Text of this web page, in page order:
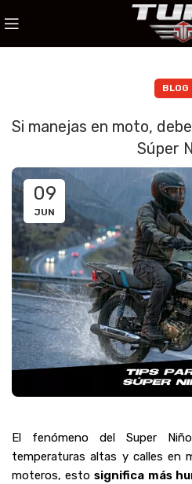
BLOG
Si manejas en moto,
Súper
09
JUN
El fenómeno del Super
temperaturas altas y calles en
moteros, estosignifica más